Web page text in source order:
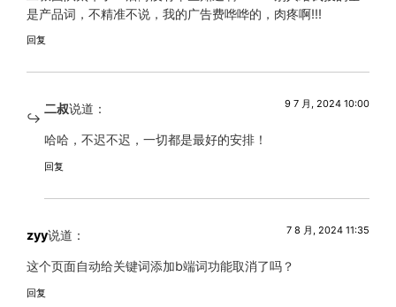
是产品词，不精准不说，我的广告费哗哗的，肉疼啊!!!
回复
二叔说道： 9 7 月, 2024 10:00
哈哈，不迟不迟，一切都是最好的安排！
回复
zyy说道： 7 8 月, 2024 11:35
这个页面自动给关键词添加b端词功能取消了吗？
回复